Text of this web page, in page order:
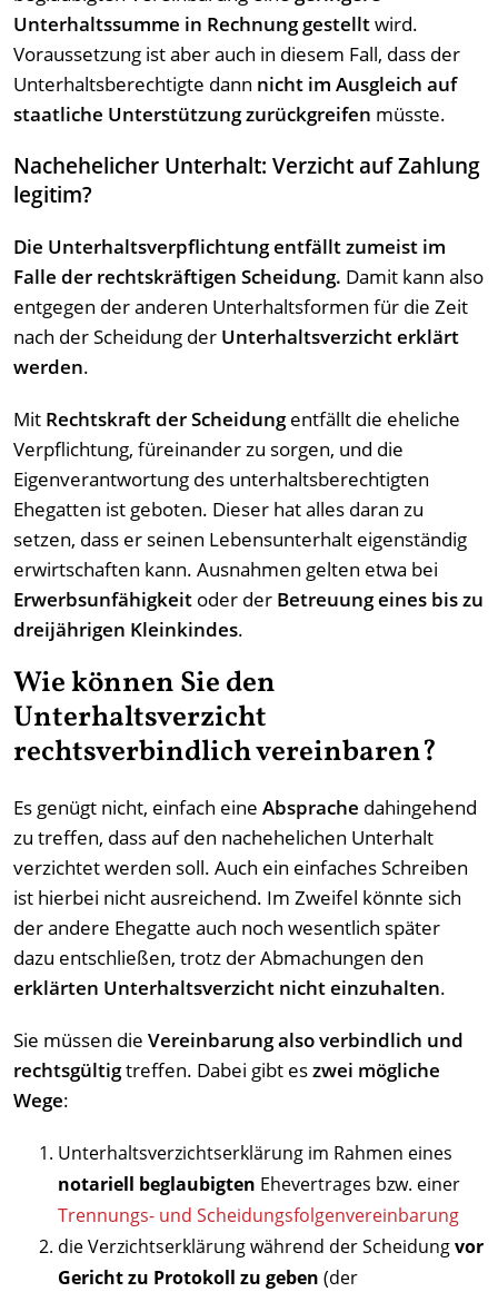
Unterhaltssumme in Rechnung gestelltwird.
Voraussetzung ist aber auch in diesem Fall, dass der
Unterhaltsberechtigte dann nicht im Ausgleich auf
staatliche Unterstützung zurückgreifen müsste.
Nachehelicher Unterhalt: Verzicht auf Zahlung
legitim?
Die Unterhaltsverpflichtung entfällt zumeist im
Falle der rechtskräftigen Scheidung. Damit kann also
entgegen der anderen Unterhaltsformen für die Zeit
nach der Scheidung der Unterhaltsverzicht erklärt
werden.
Mit Rechtskraft der Scheidungentfällt die eheliche
Verpflichtung, füreinander zu sorgen, und die
Eigenverantwortung des unterhaltsberechtigten
Ehegatten ist geboten. Dieser hat alles daran zu
setzen, dass er seinen Lebensunterhalt eigenständig
erwirtschaften kann. Ausnahmen gelten etwa bei
Erwerbsunfähigkeit oder der Betreuung eines bis zu
dreijährigen Kleinkindes.
Wie können Sie den
Unterhaltsverzicht
rechtsverbindlich vereinbaren?
Es genügt nicht, einfach eine Absprache dahingehend
zu treffen, dass auf den nachehelichen Unterhalt
verzichtet werden soll. Auch ein einfaches Schreiben
ist hierbei nicht ausreichend. Im Zweifel könnte sich
der andere Ehegatte auch noch wesentlich später
dazu entschließen, trotz der Abmachungen den
erklärten Unterhaltsverzicht nicht einzuhalten.
Sie müssen die Vereinbarung also verbindlich und
rechtsgültigtreffen. Dabei gibt eszwei mögliche
Wege:
Unterhaltsverzichtserklärung im Rahmen eines
notariell beglaubigten Ehevertrages bzw. einer
Trennungs- und Scheidungsfolgenvereinbarung
die Verzichtserklärung während der Scheidungvor
Gericht zu Protokoll zu geben (der